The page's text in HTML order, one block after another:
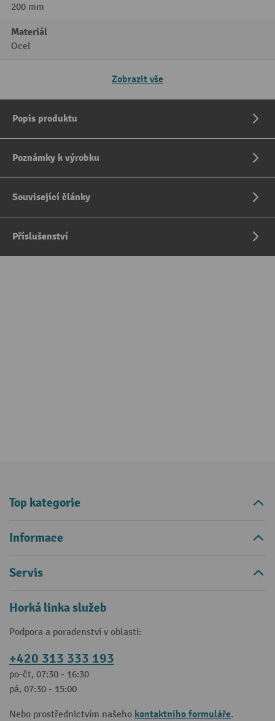
200 mm
Materiál
Ocel
Zobrazit vše
Popis produktu
Poznámky k výrobku
Související články
Příslušenství
Top kategorie
Informace
Servis
Horká linka služeb
Podpora a poradenství v oblasti:
+420 313 333 193
po-čt, 07:30 - 16:30
pá, 07:30 - 15:00
Nebo prostřednictvím našeho kontaktního formuláře.